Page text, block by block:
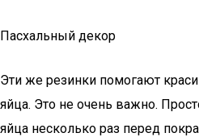
Пасхальный декор
Эти же резинки помогают
яйца. Это не очень важно.
яйца несколько раз перед